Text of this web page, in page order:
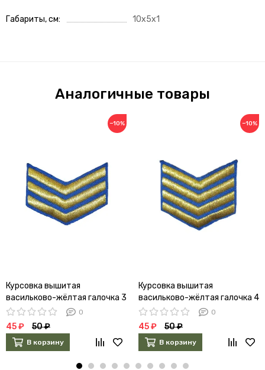
Габариты, см 10x5x1
Аналогичные товары
−10%
Курсовка вышитая
васильково-жёлтая галочка 3
курс
0
45 ₽ 50 ₽
В корзину
−10%
Курсовка вышитая
васильково-жёлтая галочка 4
курс
0
45 ₽ 50 ₽
В корзину